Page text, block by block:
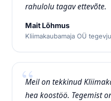
rahulolu tagav ettevõte.
Mait Lõhmus
Kliimakaubamaja OÜ
Meil on tekkinud
hea koostöö. Tegemist